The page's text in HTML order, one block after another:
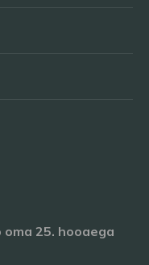
25. hooaega